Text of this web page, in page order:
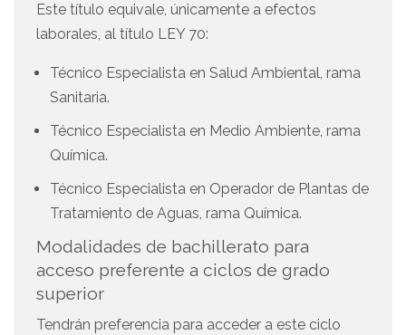
Este título equivale, únicamente a efectos
laborales, al título LEY 70:
Técnico Especialista en Salud Ambiental, rama
Sanitaria.
Técnico Especialista en Medio Ambiente, rama
Química.
Técnico Especialista en Operador de Plantas de
Tratamiento de Aguas, rama Química.
Modalidades de bachillerato para
acceso preferente a ciclos de grado
superior
Tendrán preferencia para acceder a este ciclo